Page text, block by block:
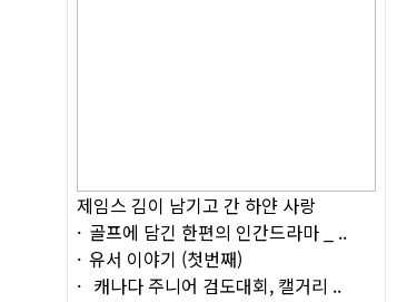
제임스 김이 남기고 간 하얀 사랑
골프에 담긴 한편의 인간드라마 _ ..
유서 이야기 (첫번째)
캐나다 주니어 검도대회, 캘거리 ..